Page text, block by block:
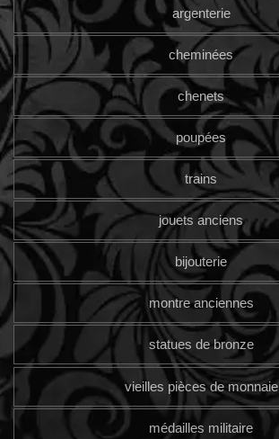
argenterie
cheminées
chenets
poupées
trains
jouets anciens
bijouterie
montre anciennes
statues de bronze
vieilles pièces de monnaie
médailles militaire